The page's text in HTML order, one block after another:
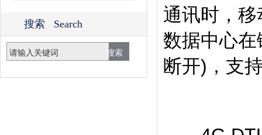
搜索 Search
通讯时，
数据中心
断开)，支